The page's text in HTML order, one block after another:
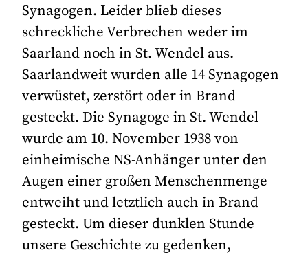
Synagogen. Leider blieb dieses
schreckliche Verbrechen weder im
Saarland noch in St. Wendel aus.
Saarlandweit wurden alle 14 Synagogen
verwüstet, zerstört oder in Brand
gesteckt. Die Synagoge in St. Wendel
wurde am 10. November 1938 von
einheimische NS-Anhänger unter den
Augen einer großen Menschenmenge
entweiht und letztlich auch in Brand
gesteckt. Um dieser dunklen Stunde
unsere Geschichte zu gedenken,